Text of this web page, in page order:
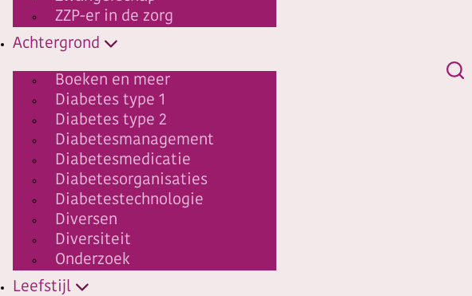
ZZP-er in de zorg
Achtergrond
Boeken en meer
Diabetes type 1
Diabetes type 2
Diabetesmanagement
Diabetesmedicatie
Diabetesorganisaties
Diabetestechnologie
Diversen
Diversiteit
Onderzoek
Leefstijl